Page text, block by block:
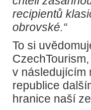
recipientů
obrovské.“
To si
v následujícím
republice
hranice naší